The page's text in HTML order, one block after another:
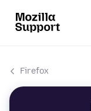
Firefox